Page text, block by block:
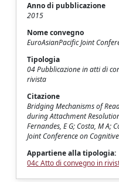
Anno di pubblicazione
2015
Nome convegno
EuroAsianPacific Joint
Tipologia
04 Pubblicazione in atti di
rivista
Citazione
Bridging Mechanisms of
during Attachment
Fernandes, E G; Costa, M A;
Joint Conference on Cognitive
Appartiene alla tipologia:
04c Atto di convegno in